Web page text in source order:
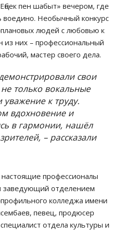
пен шабыт» вечером, где
воедино. Необычный конкурс
людей с любовью к
из них – профессиональный
мастер своего дела.
свои
только вокальные
уважение к труду.
вдохновение и
в гармонии, нашёл
– рассказали
профессионалы
заведующий отделением
колледжа имени
певец, продюсер
отдела культуры и